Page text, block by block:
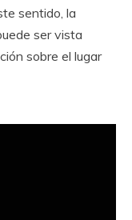
sentido, la
ser vista
sobre el lugar